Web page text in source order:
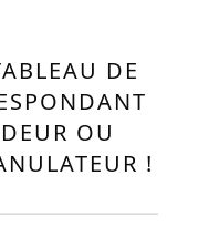
DE
OU
!